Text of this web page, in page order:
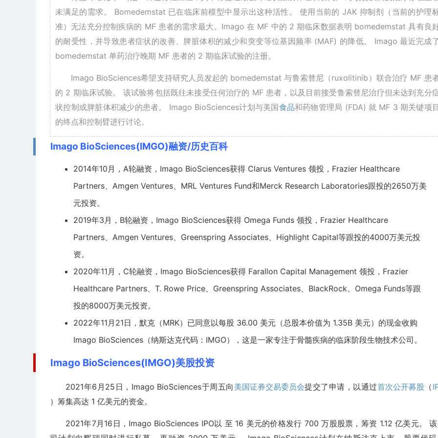
未满足的需求。 Bomedemstat 已在临床前模型中显示出这种活性。 使用当前的 JAK 抑制剂（当前的护理
准）无法充分控制疾病的 MF 患者的需求最大。Imago 在 MF 中的 2 期临床数据表明 bomedemstat 具有良
的耐受性，并导致患者症状的改善、脾脏体积的减少和突变等位基因频率 (MAF) 的降低。 Imago 最近完成
bomedemstat 单药治疗晚期 MF 患者的 2 期临床试验的注册。
Imago BioSciences希望支持研究人员发起的 bomedemstat 与鲁索替尼（ruxolitinib）联合治疗 MF 患
的 2 期临床试验。 该试验将包括既往未接受任何治疗的 MF 患者，以及目前接受鲁索替尼治疗但未达到充分
状控制或脾脏体积减少的患者。 Imago BioSciences计划与美国食品和药物管理局 (FDA) 就 MF 3 期关键项目
的终点和控制臂进行讨论。
Imago BioSciences(IMGO)融资/历史百科
2014年10月，A轮融资，Imago BioSciences获得 Clarus Ventures 领投，Frazier Healthcare
Partners、 Amgen Ventures、MRL Ventures Fund和Merck Research Laboratories跟投的2650万美
元投资。
2019年3月，B轮融资，Imago BioSciences获得 Omega Funds 领投，Frazier Healthcare
Partners、Amgen Ventures、Greenspring Associates、Highlight Capital等跟投的4000万美元投
资。
2020年11月，C轮融资，Imago BioSciences获得 Farallon Capital Management 领投，Frazier
Healthcare Partners、 T. Rowe Price 、Greenspring Associates、 BlackRock 、Omega Funds等跟
投的8000万美元投资。
2022年11月21日， 默克 （MRK）已同意以每股 36.00 美元（总股本价值为 1.35B 美元）的现金收购
Imago BioSciences（纳斯达克代码：IMGO），这是一家专注于骨髓疾病的临床阶段生物技术公司。
Imago BioSciences(IMGO)美股投资
2021年6月25日，Imago BioSciences于周五向 美国证券交易委员会提交了申请，以通过首次公开募股 （
）筹集高达 1 亿美元的资金。
2021年7月16日，Imago BioSciences IPO以 至 16 美元的价格发行 700 万股股票，筹资 1.12 亿美元。